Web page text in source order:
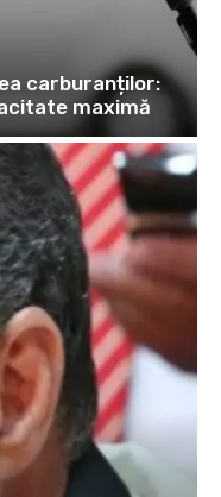
carburanților:
maximă